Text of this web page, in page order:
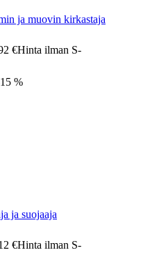
ja muovin kirkastaja
€Hinta ilman S-
%
ja suojaaja
€Hinta ilman S-